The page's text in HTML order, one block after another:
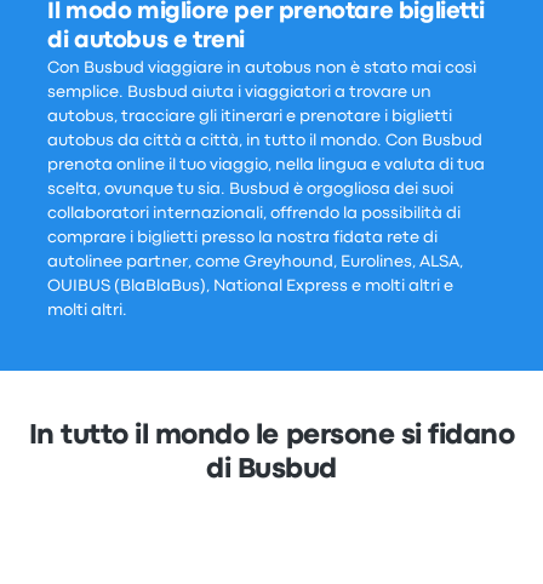
Il modo migliore per prenotare biglietti
di autobus e treni
Con Busbud viaggiare in autobus non è stato mai così
semplice. Busbud aiuta i viaggiatori a trovare un
autobus, tracciare gli itinerari e prenotare i biglietti
autobus da città a città, in tutto il mondo. Con Busbud
prenota online il tuo viaggio, nella lingua e valuta di tua
scelta, ovunque tu sia. Busbud è orgogliosa dei suoi
collaboratori internazionali, offrendo la possibilità di
comprare i biglietti presso la nostra fidata rete di
autolinee partner, come Greyhound, Eurolines, ALSA,
OUIBUS (BlaBlaBus), National Express e molti altri e
molti altri.
In tutto il mondo le persone si fidano
di Busbud